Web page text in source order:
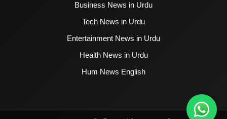
Business News in Urdu
Tech News in Urdu
Entertainment News in Urdu
Health News in Urdu
Hum News English